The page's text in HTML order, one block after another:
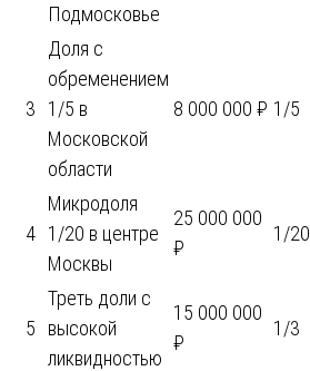
Подмосковье
3
Доля с
обременением
1/5 в
Московской
области
8 000 000 ₽ 1/5
4
Микродоля
1/20 в центре
Москвы
25 000 000
₽
1/20
5
Треть доли с
высокой
ликвидностью
15 000 000
₽
1/3